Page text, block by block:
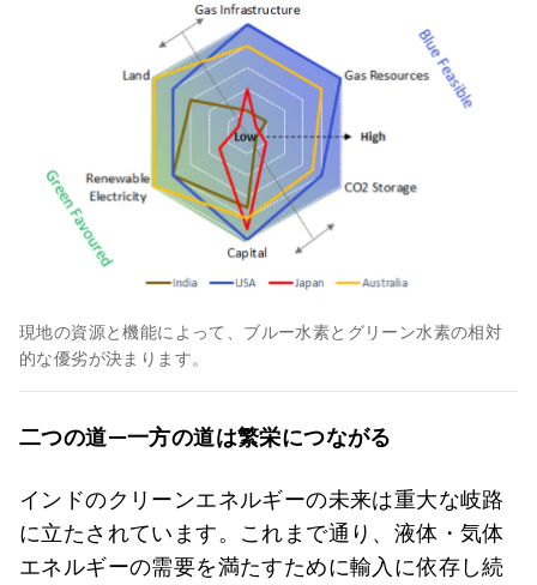
現地の資源と機能によって、ブルー水素とグリーン水素の相対
的な優劣が決まります。
二つの道―一方の道は繁栄につながる
インドのクリーンエネルギーの未来は重大な岐路
に立たされています。これまで通り、液体・気体
エネルギーの需要を満たすために輸入に依存し続